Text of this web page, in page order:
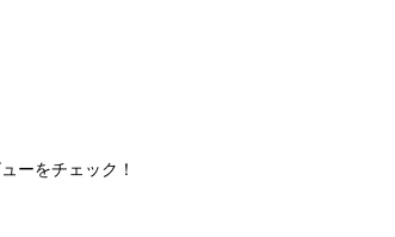
ーをチェック！